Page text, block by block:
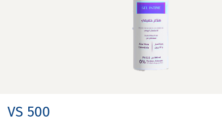
VS 500